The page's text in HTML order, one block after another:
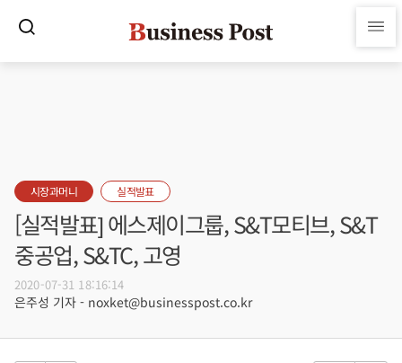
시장과머니 실적발표
[실적발표] 에스제이그룹, S&T모티브, S&T
중공업, S&TC, 고영
2020-07-31 18:16:14
은주성 기자 - noxket@businesspost.co.kr